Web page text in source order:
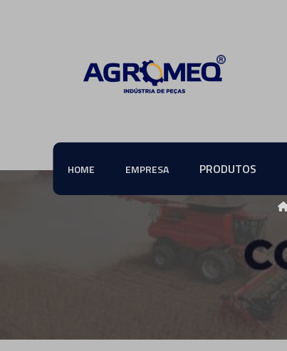
HOME EMPRESA PRODUTOS